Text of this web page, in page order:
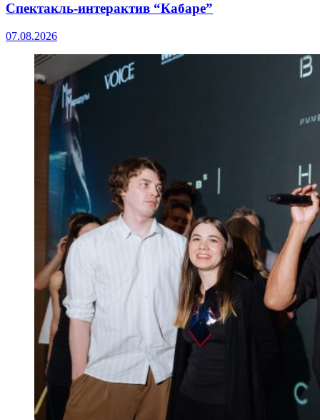
Спектакль-интерактив “Кабаре”
07.08.2026